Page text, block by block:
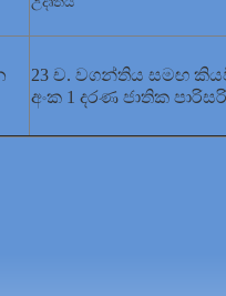
23 ච. වගන්තිය සමඟ
අංක 1 දරණ ජාතික